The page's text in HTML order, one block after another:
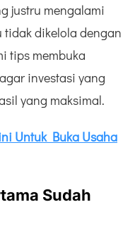
justru mengalami
dikelola dengan
tips membuka
investasi yang
yang maksimal.
Untuk Buka Usaha
Sudah